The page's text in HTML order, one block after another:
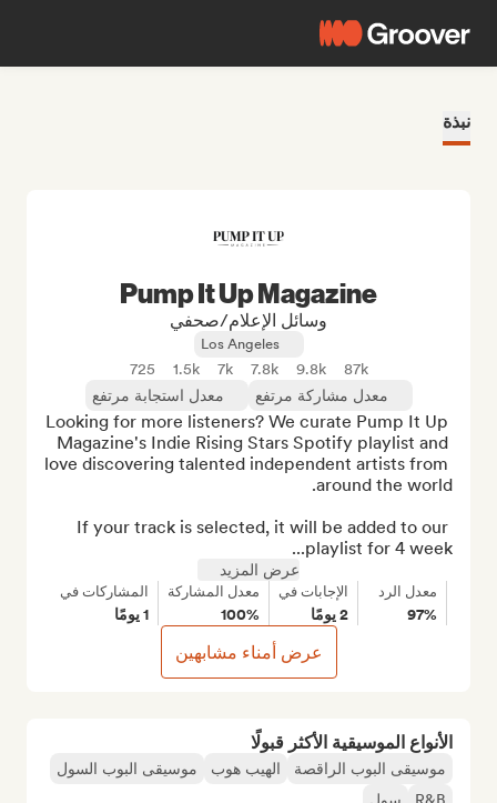
نبذة
الأنواع الموسيقية الأكثر قبولًا
موسيقى البوب الراقصة الهيب هوب
موسيقى البوب السول
Pump It Up Magazine
وسائل الإعلام/صحفي
Los Angeles
87k
9.8k
7.8k
7k
1.5k
725
معدل مشاركة مرتفع
معدل استجابة مرتفع
Looking for more listeners? We curate Pump It Up
Magazine's Indie Rising Stars Spotify playlist and
love discovering talented independent artists from
If your track is selected, it will be added to our
playlist for 4 week...
عرض المزيد
معدل الرد
97%
الإجابات في
2 يومًا
معدل المشاركة
100%
المشاركات في
1 يومًا
عرض أمناء مشابهين